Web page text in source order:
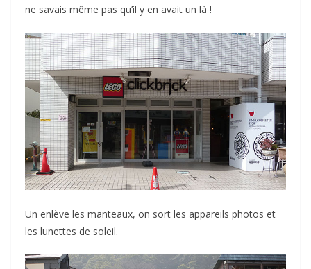
ne savais même pas qu’il y en avait un là !
Un enlève les manteaux, on sort les appareils photos et
les lunettes de soleil.